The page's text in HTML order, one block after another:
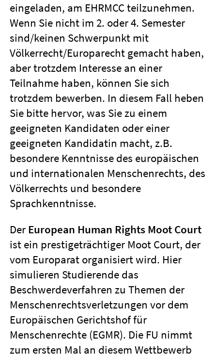
eingeladen, am EHRMCC teilzunehmen.
Wenn Sie nicht im 2. oder 4. Semester
sind/keinen Schwerpunkt mit
Völkerrecht/Europarecht gemacht haben,
aber trotzdem Interesse an einer
Teilnahme haben, können Sie sich
trotzdem bewerben. In diesem Fall heben
Sie bitte hervor, was Sie zu einem
geeigneten Kandidaten oder einer
geeigneten Kandidatin macht, z.B.
besondere Kenntnisse des europäischen
und internationalen Menschenrechts, des
Völkerrechts und besondere
Sprachkenntnisse.
Der European Human Rights Moot Court
ist ein prestigeträchtiger Moot Court, der
vom Europarat organisiert wird. Hier
simulieren Studierende das
Beschwerdeverfahren zu Themen der
Menschenrechtsverletzungen vor dem
Europäischen Gerichtshof für
Menschenrechte (EGMR). Die FU nimmt
zum ersten Mal an diesem Wettbewerb